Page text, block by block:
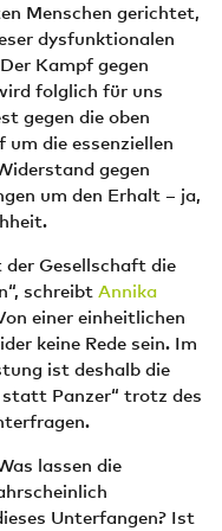
Menschen gerichtet,
dysfunktionalen
Kampf gegen
folglich für uns
gegen die oben
um die essenziellen
gegen
um den Erhalt – ja,
Gesellschaft die
schreibt Annika
einer einheitlichen
keine Rede sein. Im
ist deshalb die
Panzer“ trotz des
lassen die
Unterfangen? Ist